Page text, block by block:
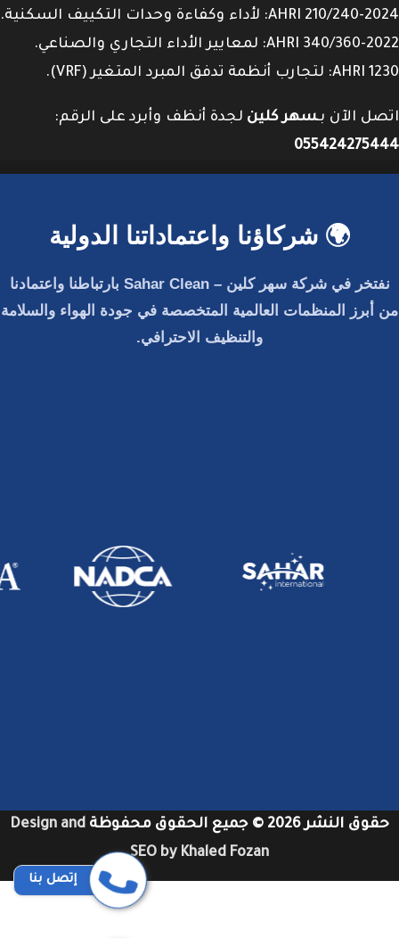
AHRI 210/240-2024: لأداء وكفاءة وحدات التكييف السكنية.
AHRI 340/360-2022: لمعايير الأداء التجاري والصناعي.
AHRI 1230: لتجارب أنظمة تدفق المبرد المتغير (VRF).
اتصل الآن بـسهر كلين لجدة أنظف وأبرد على الرقم:
055424275444
🌍 شركاؤنا واعتماداتنا الدولية
نفتخر فيشركة سهر كلين – Sahar Clean
بارتباطنا واعتمادنا
من أبرز المنظمات العالمية المتخصصة في جودة الهواء والسلامة
والتنظيف الاحترافي.
حقوق النشر 2026 © جميع الحقوق محفوظة
Design and
SEO by Khaled Fozan
إتصل بنا